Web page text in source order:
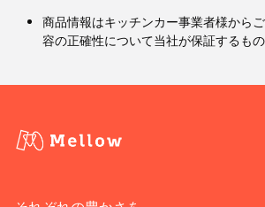
商品情報はキッチンカー事業者様から
容の正確性について当社が保証するもの